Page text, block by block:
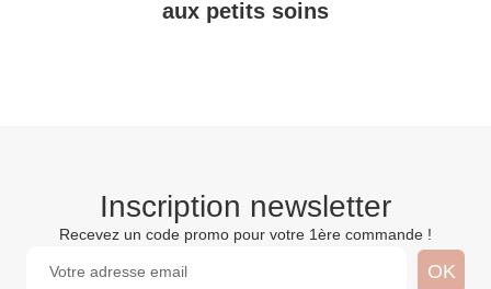
aux petits soins
Inscription newsletter
Recevez un code promo pour votre 1ère commande !